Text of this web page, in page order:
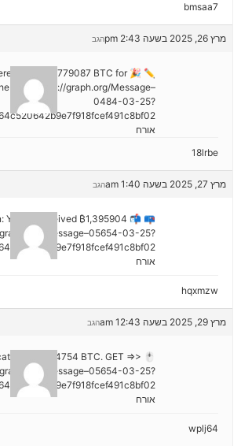
bmsaa7
מרץ 26, 2025 בשעה 2:43 pm הגב
here's your ₿2,779087 BTC for
task. https://graph.org/Message–
0484-03-25?
✏
אורח
18lrbe
מרץ 27, 2025 בשעה 1:40 am הגב
You've received ₿1,395904
Message–05654-03-25?
📪
אורח
hqxmzw
מרץ 29, 2025 בשעה 12:43 am הגב
+ 1,424754 BTC. GET =>>
Message–05654-03-25?
🖱
אורח
wplj64